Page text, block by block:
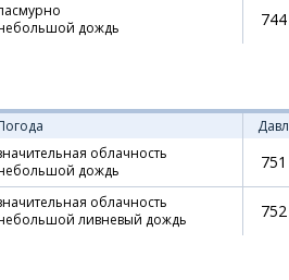
дождь
744
Давл
облачность
дождь
751
облачность
ливневый дождь
752